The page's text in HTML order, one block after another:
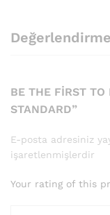
BE THE FIRST TO
STANDARD”
E-posta adresiniz
işaretlenmişlerdir
Your rating of this